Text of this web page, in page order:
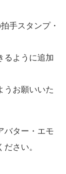
手スタンプ・
るように追加
うお願いいた
バター・エモ
ださい。